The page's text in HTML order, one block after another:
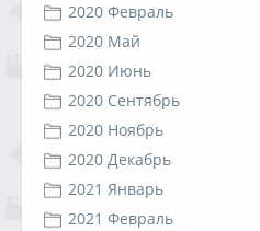
2020 Февраль
2020 Май
2020 Июнь
2020 Сентябрь
2020 Ноябрь
2020 Декабрь
2021 Январь
2021 Февраль